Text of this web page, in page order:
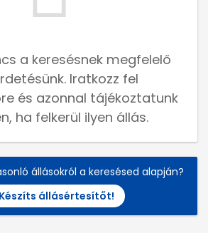
a keresésnek megfelelő
Iratkozz fel
és azonnal tájékoztatunk
ha felkerül ilyen állás.
állásokról a keresésed alapján?
Készíts állásértesítőt!